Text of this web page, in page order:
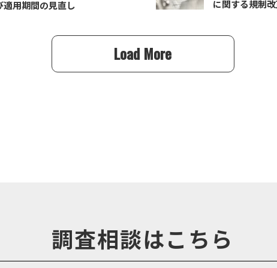
用期間の見直し
に関する規制
Load More
調査相談はこちら